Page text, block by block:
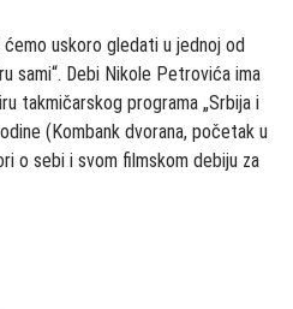
ćemo uskoro gledati u jednoj od
sami“. Debi Nikole Petrovića ima
takmičarskog programa „Srbija i
(Kombank dvorana, početak u
o sebi i svom filmskom debiju za